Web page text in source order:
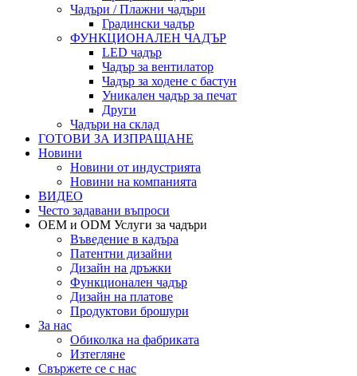
Чадъри / Плажни чадъри
Градински чадър
ФУНКЦИОНАЛЕН ЧАДЪР
LED чадър
Чадър за вентилатор
Чадър за ходене с бастун
Уникален чадър за печат
Други
Чадъри на склад
ГОТОВИ ЗА ИЗПРАЩАНЕ
Новини
Новини от индустрията
Новини на компанията
ВИДЕО
Често задавани въпроси
OEM и ODM Услуги за чадъри
Въведение в кадъра
Патентни дизайни
Дизайн на дръжки
Функционален чадър
Дизайн на платове
Продуктови брошури
За нас
Обиколка на фабриката
Изтегляне
Свържете се с нас